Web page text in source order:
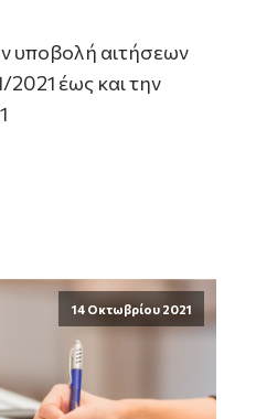
υποβολή αιτήσεων
2021 έως και την
14 Οκτωβρίου 2021